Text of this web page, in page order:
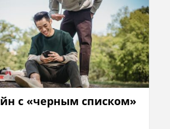
с «черным списком»